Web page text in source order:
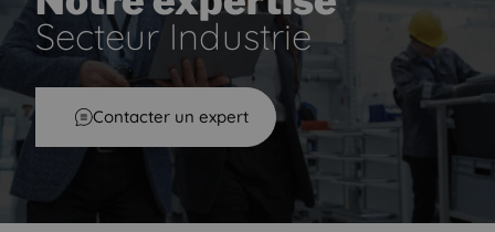
Secteur Industrie
Secteur Industrie
Contacter un expert